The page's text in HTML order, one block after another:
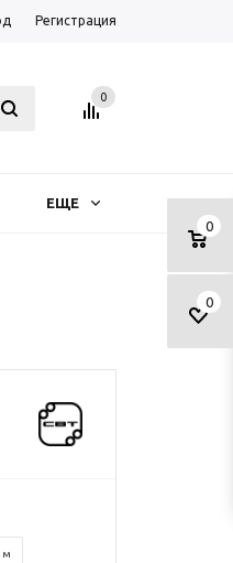
Регистрация
0
0
0
ЕЩЕ
м